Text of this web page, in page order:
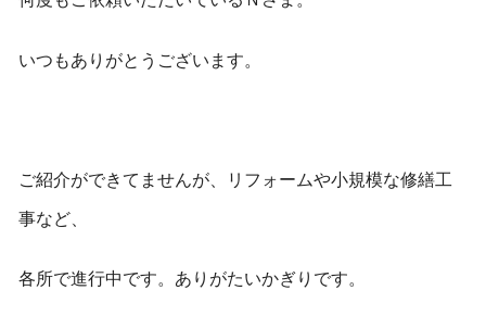
いつもありがとうございます。
ご紹介ができてませんが、リフォームや小規模な修繕工
事など、
各所で進行中です。ありがたいかぎりです。